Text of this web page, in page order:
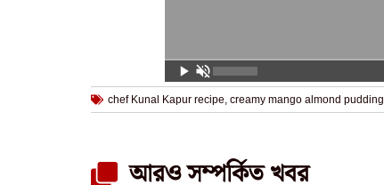
chef Kunal Kapur recipe, creamy mango almond pudding
আরও সম্পর্কিত খবর